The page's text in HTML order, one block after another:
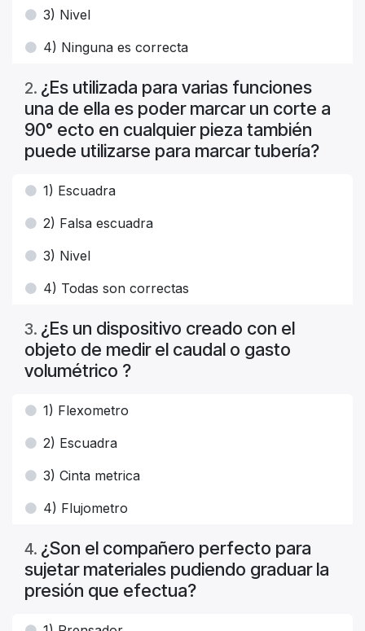
3) Nivel
4) Ninguna es correcta
2. ¿Es utilizada para varias funciones
una de ella es poder marcar un corte a
90° ecto en cualquier pieza también
puede utilizarse para marcar tubería?
1) Escuadra
2) Falsa escuadra
3) Nivel
4) Todas son correctas
3. ¿Es un dispositivo creado con el
objeto de medir el caudal o gasto
volumétrico ?
1) Flexometro
2) Escuadra
3) Cinta metrica
4) Flujometro
4. ¿Son el compañero perfecto para
sujetar materiales pudiendo graduar la
presión que efectua?